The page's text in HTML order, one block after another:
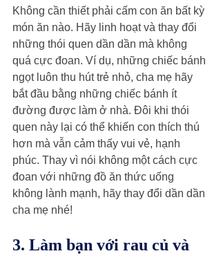
Không cần thiết phải cấm con ăn bất kỳ
món ăn nào. Hãy linh hoạt và thay đổi
những thói quen dần dần mà không
quá cực đoan. Ví dụ, những chiếc bánh
ngọt luôn thu hút trẻ nhỏ, cha mẹ hãy
bắt đầu bằng những chiếc bánh ít
đường được làm ở nhà. Đôi khi thói
quen này lại có thể khiến con thích thú
hơn mà vẫn cảm thấy vui vẻ, hạnh
phúc. Thay vì nói không một cách cực
đoan với những đồ ăn thức uống
không lành mạnh, hãy thay đổi dần dần
cha mẹ nhé!
3. Làm bạn với rau củ và